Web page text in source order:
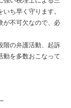
ち早く守ります。
が不可欠なので、必
階の弁護活動、起訴
動を多数おこなって